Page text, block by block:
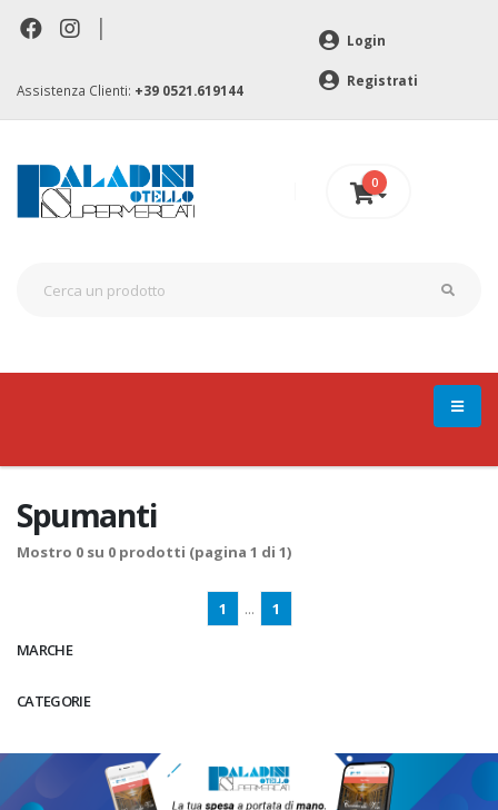
|
Assistenza Clienti: +39 0521.619144
Login
Registrati
0
MARCHE
CATEGORIE
Spumanti
Mostro 0 su 0 prodotti (pagina 1 di 1)
1 ... 1